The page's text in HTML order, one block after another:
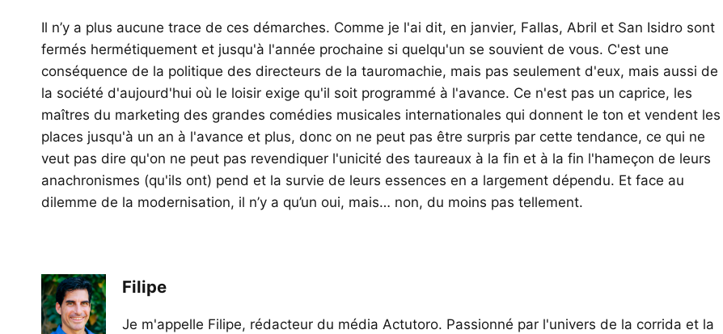
Il n’y a plus aucune trace de ces démarches. Comme je l'ai dit, en janvier, Fallas, Abril et San Isidro sont
fermés hermétiquement et jusqu'à l'année prochaine si quelqu'un se souvient de vous. C'est une
conséquence de la politique des directeurs de la tauromachie, mais pas seulement d'eux, mais aussi de
la société d'aujourd'hui où le loisir exige qu'il soit programmé à l'avance. Ce n'est pas un caprice, les
maîtres du marketing des grandes comédies musicales internationales qui donnent le ton et vendent les
places jusqu'à un an à l'avance et plus, donc on ne peut pas être surpris par cette tendance, ce qui ne
veut pas dire qu'on ne peut pas revendiquer l'unicité des taureaux à la fin et à la fin l'hameçon de leurs
anachronismes (qu'ils ont) pend et la survie de leurs essences en a largement dépendu. Et face au
dilemme de la modernisation, il n’y a qu’un oui, mais… non, du moins pas tellement.
Filipe
Je m'appelle Filipe, rédacteur du média Actutoro. Passionné par l'univers de la corrida et la